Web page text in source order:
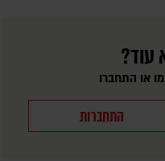
עוד?
או התחברו
התחברות